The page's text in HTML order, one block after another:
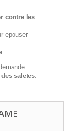
contre les
epouser
.
saletes.